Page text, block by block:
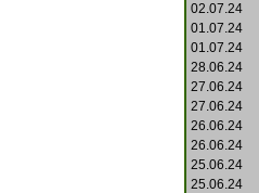
02.07.24
01.07.24
01.07.24
28.06.24
27.06.24
27.06.24
26.06.24
26.06.24
25.06.24
25.06.24